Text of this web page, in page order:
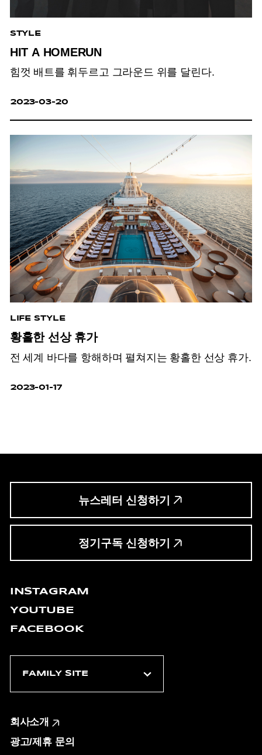
STYLE
HIT A HOMERUN
힘껏 배트를 휘두르고 그라운드 위를 달린다.
2023-03-20
LIFE STYLE
황홀한 선상 휴가
전 세계 바다를 항해하며 펼쳐지는 황홀한 선상 휴가.
2023-01-17
뉴스레터 신청하기
정기구독 신청하기
INSTAGRAM
YOUTUBE
FACEBOOK
회사소개
광고/제휴 문의